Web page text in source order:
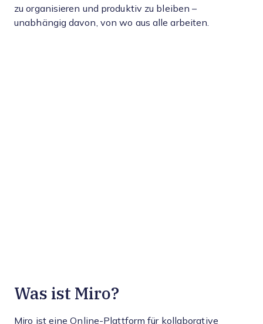
zu organisieren und produktiv zu bleiben –
unabhängig davon, von wo aus alle arbeiten.
Was ist Miro?
Miro ist eine Online-Plattform für kollaborative